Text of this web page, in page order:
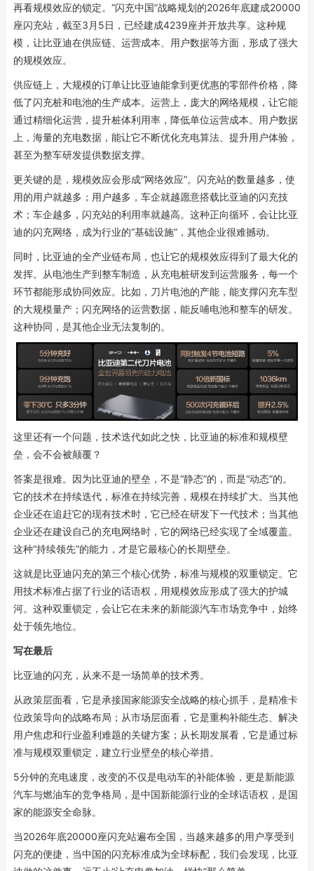
再看规模效应的锁定。“闪充中国”战略规划的2026年底建成20000
座闪充站，截至3月5日，已经建成4239座并开放共享。这种规
模，让比亚迪在供应链、运营成本、用户数据等方面，形成了强大
的规模效应。
供应链上，大规模的订单让比亚迪能拿到更优惠的零部件价格，降
低了闪充桩和电池的生产成本。运营上，庞大的网络规模，让它能
通过精细化运营，提升桩体利用率，降低单位运营成本。用户数据
上，海量的充电数据，能让它不断优化充电算法、提升用户体验，
甚至为整车研发提供数据支撑。
更关键的是，规模效应会形成“网络效应”。闪充站的数量越多，使
用的用户就越多；用户越多，车企就越愿意搭载比亚迪的闪充技
术；车企越多，闪充站的利用率就越高。这种正向循环，会让比亚
迪的闪充网络，成为行业的“基础设施”，其他企业很难撼动。
同时，比亚迪的全产业链布局，也让它的规模效应得到了最大化的
发挥。从电池生产到整车制造，从充电桩研发到运营服务，每一个
环节都能形成协同效应。比如，刀片电池的产能，能支撑闪充车型
的大规模量产；闪充网络的运营数据，能反哺电池和整车的研发。
这种协同，是其他企业无法复制的。
这里还有一个问题，技术迭代如此之快，比亚迪的标准和规模壁
垒，会不会被颠覆？
答案是很难。因为比亚迪的壁垒，不是“静态”的，而是“动态”的。
它的技术在持续迭代，标准在持续完善，规模在持续扩大。当其他
企业还在追赶它的现有技术时，它已经在研发下一代技术；当其他
企业还在建设自己的充电网络时，它的网络已经实现了全域覆盖。
这种“持续领先”的能力，才是它最核心的长期壁垒。
这就是比亚迪闪充的第三个核心优势，标准与规模的双重锁定。它
用技术标准占据了行业的话语权，用规模效应形成了强大的护城
河。这种双重锁定，会让它在未来的新能源汽车市场竞争中，始终
处于领先地位。
写在最后
比亚迪的闪充，从来不是一场简单的技术秀。
从政策层面看，它是承接国家能源安全战略的核心抓手，是精准卡
位政策导向的战略布局；从市场层面看，它是重构补能生态、解决
用户焦虑和行业盈利难题的关键方案；从长期发展看，它是通过标
准与规模双重锁定，建立行业壁垒的核心举措。
5分钟的充电速度，改变的不仅是电动车的补能体验，更是新能源
汽车与燃油车的竞争格局，是中国新能源行业的全球话语权，是国
家的能源安全命脉。
当2026年底20000座闪充站遍布全国，当越来越多的用户享受到
闪充的便捷，当中国的闪充标准成为全球标配，我们会发现，比亚